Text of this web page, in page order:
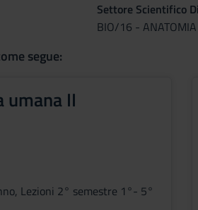
Settore Scientifico
BIO/16 -
segue:
umana II
Lezioni 2° semestre 1°- 5°